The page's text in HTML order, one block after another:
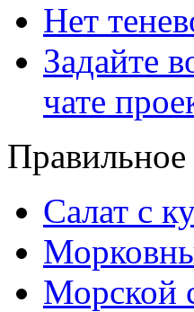
Нет
Задайте
чате
Правильное
Салат с
Морской